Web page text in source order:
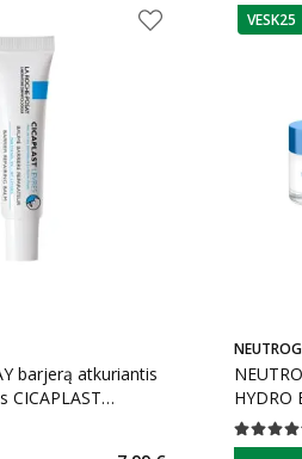
barjerą atkuriantis
CICAPLAST
VESK25
HYDRO
Vidutinis